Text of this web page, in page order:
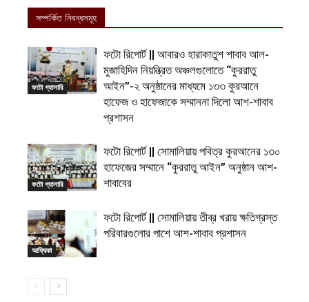
সম্পর্কিত নিবন্ধসমূহ
ফটো গ্যালারি
ফটো রিপোর্ট || আবারও হারাকাতুশ শাবাব আল-
মুজাহিদিন নিয়ন্ত্রিত অঞ্চলগুলোতে “কুররাতু
আইন”-২ অনুষ্ঠানের মাধ্যমে ১৩৩ কুরআনে
হাফেজ ও হাফেজাকে সম্মাননা দিলো আশ-শাবাব
প্রশাসন
ফটো গ্যালারি
ফটো রিপোর্ট || সোমালিয়ায় পবিত্র কুরআনের ১৩০
হাফেজের সম্মানে “কুররাতু আইন” অনুষ্ঠান আশ-
শাবাবের
আফ্রিকা
ফটো রিপোর্ট || সোমালিয়ায় তীব্র খরায় ক্ষতিগ্রস্ত
পরিবারগুলোর পাশে আশ-শাবাব প্রশাসন